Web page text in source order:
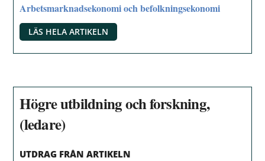
Arbetsmarknadsekonomi och befolkningsekonomi
LÄS HELA ARTIKELN
Högre utbildning och forskning,
(ledare)
UTDRAG FRÅN ARTIKELN